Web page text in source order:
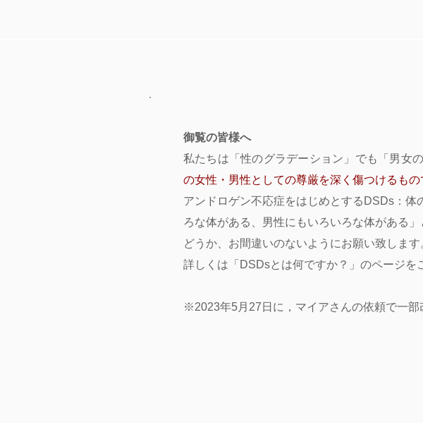
御覧の皆様へ
私たちは「性のグラデーション」でも「男女
の女性・男性としての尊厳を深く傷つけるもの
アンドロゲン不応症をはじめとするDSDs：
ろな体がある、男性にもいろいろな体がある」
どうか、お間違いのないようにお願い致します
詳しくは「DSDsとは何ですか？」のページを
※2023年5月27日に，マイアさんの依頼で一部